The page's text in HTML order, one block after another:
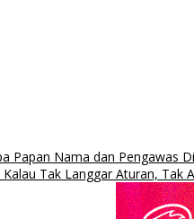
Papan Nama dan Pengawas
Tak Langgar Aturan, Tak